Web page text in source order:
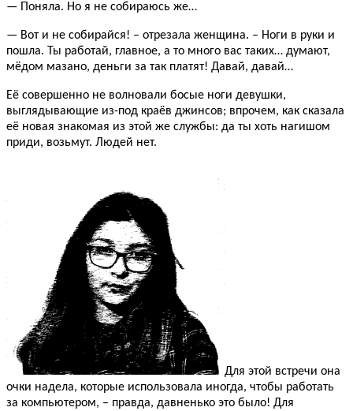
— Поняла. Но я не собираюсь же…
— Вот и не собирайся! – отрезала женщина. – Ноги в руки и
пошла. Ты работай, главное, а то много вас таких… думают,
мёдом мазано, деньги за так платят! Давай, давай…
Её совершенно не волновали босые ноги девушки,
выглядывающие из-под краёв джинсов; впрочем, как сказала
её новая знакомая из этой же службы: да ты хоть нагишом
приди, возьмут. Людей нет.
Для этой встречи она
очки надела, которые использовала иногда, чтобы работать
за компьютером, – правда, давненько это было! Для